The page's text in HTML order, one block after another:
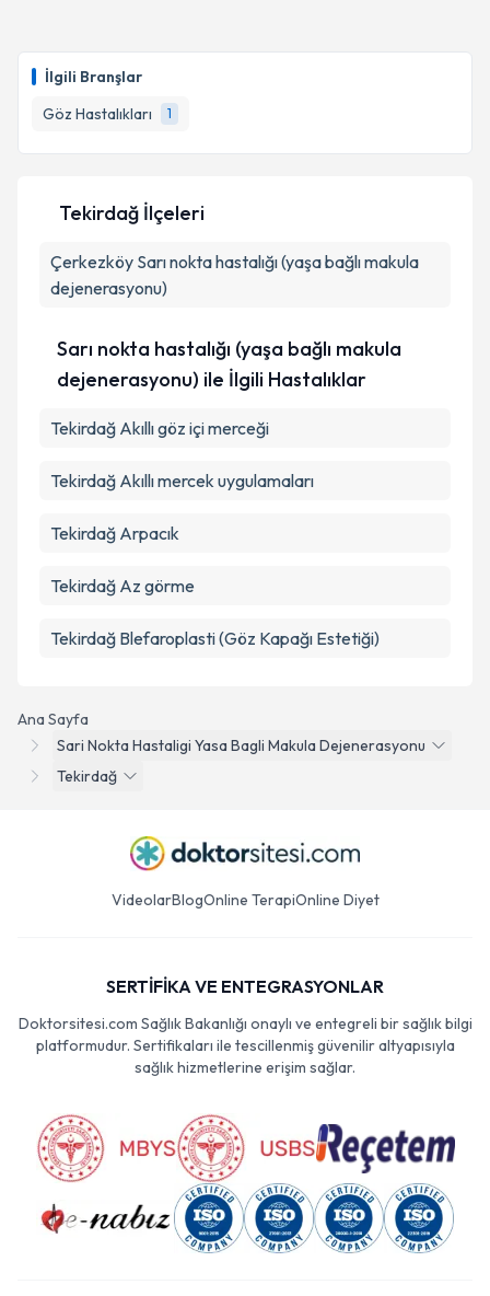
İlgili Branşlar
Göz Hastalıkları
1
Ana Sayfa
Sari Nokta Hastaligi Yasa Bagli Makula Dejenerasyonu
Tekirdağ
Tekirdağ İlçeleri
Çerkezköy Sarı nokta hastalığı (yaşa bağlı makula
dejenerasyonu)
Sarı nokta hastalığı (yaşa bağlı makula
dejenerasyonu) ile İlgili Hastalıklar
Tekirdağ Akıllı göz içi merceği
Tekirdağ Akıllı mercek uygulamaları
Tekirdağ Arpacık
Tekirdağ Az görme
Tekirdağ Blefaroplasti (Göz Kapağı Estetiği)
VideolarBlogOnline TerapiOnline Diyet
SERTİFİKA VE ENTEGRASYONLAR
Doktorsitesi.com Sağlık Bakanlığı onaylı ve entegreli bir sağlık bilgi
platformudur. Sertifikaları ile tescillenmiş güvenilir altyapısıyla
sağlık hizmetlerine erişim sağlar.